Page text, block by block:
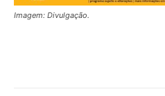
Imagem: Divulgação.